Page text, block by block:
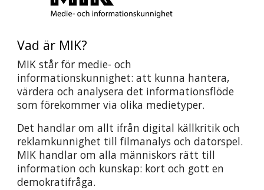
Vad är MIK?
MIK står för medie- och
informationskunnighet: att kunna hantera,
värdera och analysera det informationsflöde
som förekommer via olika medietyper.
Det handlar om allt ifrån digital källkritik och
reklamkunnighet till filmanalys och datorspel.
MIK handlar om alla människors rätt till
information och kunskap: kort och gott en
demokratifråga.